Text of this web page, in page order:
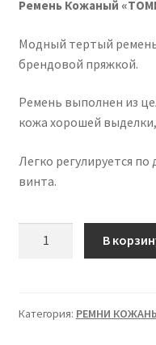
Ремень Кожаный
Модный тертый
брендовой пряжкой.
Ремень выполнен из
кожа хорошей выделки,
Легко регулируется
винта.
"TOMMY
В
Категория: РЕМНИ